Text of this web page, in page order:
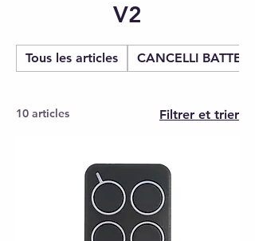
V2
Tous les articles CANCELLI
10 articles Filtrer et trier